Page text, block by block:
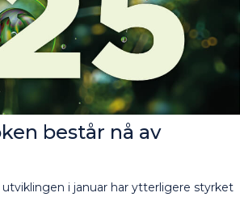
består nå av
i januar har ytterligere styrket